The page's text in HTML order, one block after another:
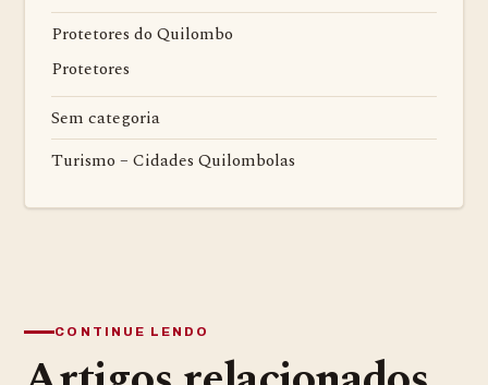
Protetores do Quilombo
Protetores
Sem categoria
Turismo – Cidades Quilombolas
CONTINUE LENDO